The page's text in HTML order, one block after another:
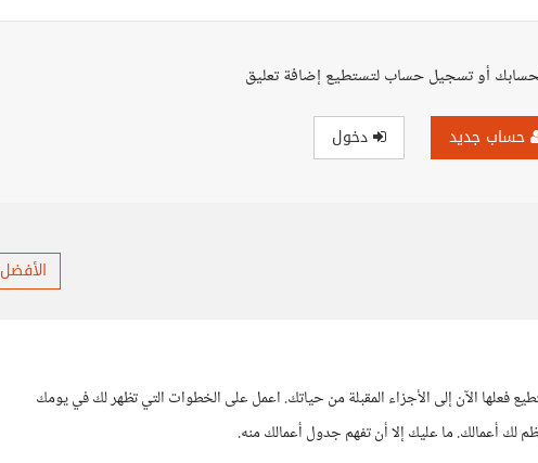
أو تسجيل حساب لتستطيع إضافة تعليق
حساب جديد دخول
الأفضل
فعلها الآن إلى الأجزاء المقبلة من حياتك. اعمل على الخطوات التي تظهر لك في يومك
لك أعمالك. ما عليك إلا أن تفهم جدول أعمالك منه.